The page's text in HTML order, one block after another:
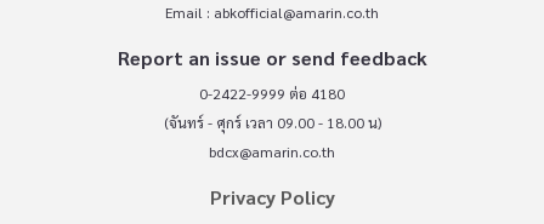
Email : abkofficial@amarin.co.th
Report an issue or send feedback
0-2422-9999 ต่อ 4180
(จันทร์ - ศุกร์ เวลา 09.00 - 18.00 น)
bdcx@amarin.co.th
Privacy Policy